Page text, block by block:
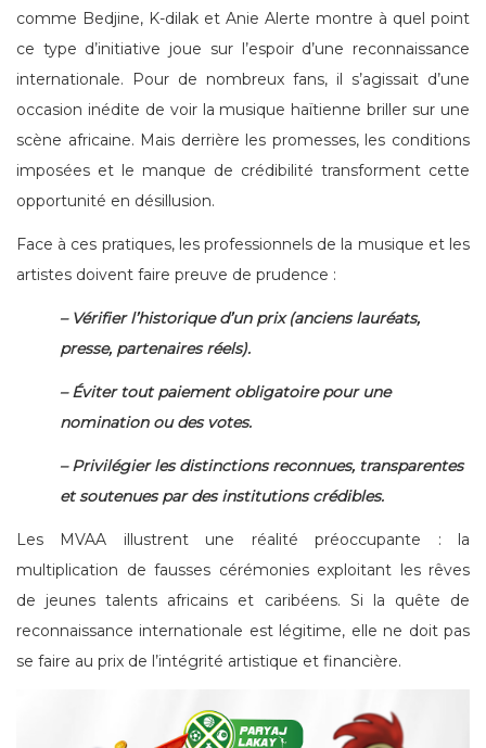
comme Bedjine, K-dilak et Anie Alerte montre à quel point
ce type d’initiative joue sur l’espoir d’une reconnaissance
internationale. Pour de nombreux fans, il s’agissait d’une
occasion inédite de voir la musique haïtienne briller sur une
scène africaine. Mais derrière les promesses, les conditions
imposées et le manque de crédibilité transforment cette
opportunité en désillusion.
Face à ces pratiques, les professionnels de la musique et les
artistes doivent faire preuve de prudence :
– Vérifier l’historique d’un prix (anciens lauréats,
presse, partenaires réels).
– Éviter tout paiement obligatoire pour une
nomination ou des votes.
– Privilégier les distinctions reconnues, transparentes
et soutenues par des institutions crédibles.
Les MVAA illustrent une réalité préoccupante : la
multiplication de fausses cérémonies exploitant les rêves
de jeunes talents africains et caribéens. Si la quête de
reconnaissance internationale est légitime, elle ne doit pas
se faire au prix de l’intégrité artistique et financière.